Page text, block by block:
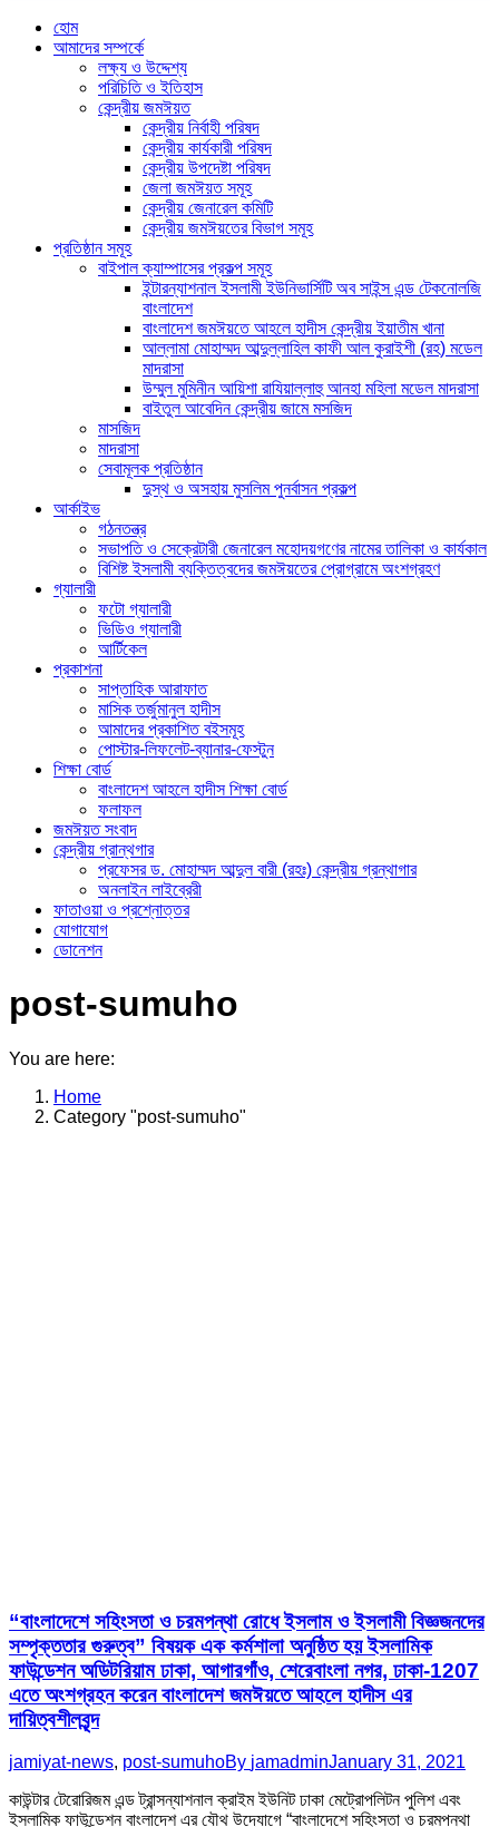
হোম
আমাদের সম্পর্কে
লক্ষ্য ও উদ্দেশ্য
পরিচিতি ও ইতিহাস
কেন্দ্রীয় জমঈয়ত
কেন্দ্রীয় নির্বাহী পরিষদ
কেন্দ্রীয় কার্যকারী পরিষদ
কেন্দ্রীয় উপদেষ্টা পরিষদ
জেলা জমঈয়ত সমূহ
কেন্দ্রীয় জেনারেল কমিটি
কেন্দ্রীয় জমঈয়তের বিভাগ সমূহ
প্রতিষ্ঠান সমূহ
বাইপাল ক্যাম্পাসের প্রকল্প সমূহ
ইন্টারন্যাশনাল ইসলামী ইউনিভার্সিটি অব সাইন্স এন্ড টেকনোলজি
বাংলাদেশ
বাংলাদেশ জমঈয়তে আহলে হাদীস কেন্দ্রীয় ইয়াতীম খানা
আল্লামা মোহাম্মদ আব্দুল্লাহিল কাফী আল কুরাইশী (রহ) মডেল
মাদরাসা
উম্মুল মুমিনীন আয়িশা রাযিয়াল্লাহু আনহা মহিলা মডেল মাদরাসা
বাইতুল আবেদিন কেন্দ্রীয় জামে মসজিদ
মাসজিদ
মাদরাসা
সেবামূলক প্রতিষ্ঠান
দুস্থ ও অসহায় মুসলিম পুনর্বাসন প্রকল্প
আর্কাইভ
গঠনতন্ত্র
সভাপতি ও সেক্রেটারী জেনারেল মহোদয়গণের নামের তালিকা ও কার্যকাল
বিশিষ্ট ইসলামী ব্যক্তিত্বদের জমঈয়তের প্রোগ্রামে অংশগ্রহণ
গ্যালারী
ফটো গ্যালারী
ভিডিও গ্যালারী
আর্টিকেল
প্রকাশনা
সাপ্তাহিক আরাফাত
মাসিক তর্জুমানুল হাদীস
আমাদের প্রকাশিত বইসমূহ
পোস্টার-লিফলেট-ব্যানার-ফেস্টুন
শিক্ষা বোর্ড
বাংলাদেশ আহলে হাদীস শিক্ষা বোর্ড
ফলাফল
জমঈয়ত সংবাদ
কেন্দ্রীয় গ্রান্থগার
প্রফেসর ড. মোহাম্মদ আব্দুল বারী (রহঃ) কেন্দ্রীয় গ্রন্থাগার
অনলাইন লাইব্রেরী
ফাতাওয়া ও প্রশ্নোত্তর
যোগাযোগ
ডোনেশন
post-sumuho
You are here:
Home
Category "post-sumuho"
“বাংলাদেশে সহিংসতা ও চরমপন্থা রোধে ইসলাম ও ইসলামী বিজ্ঞজনদের
সম্পৃক্ততার গুরুত্ব” বিষয়ক এক কর্মশালা অনুষ্ঠিত হয় ইসলামিক
ফাউন্ডেশন অডিটরিয়াম ঢাকা, আগারগাঁও, শেরেবাংলা নগর, ঢাকা-1207
এতে অংশগ্রহন করেন বাংলাদেশ জমঈয়তে আহলে হাদীস এর
দায়িত্বশীলবৃন্দ
jamiyat-news, post-sumuhoBy jamadminJanuary 31, 2021
কাউন্টার টেরোরিজম এন্ড ট্রান্সন্যাশনাল ক্রাইম ইউনিট ঢাকা মেট্রোপলিটন পুলিশ এবং
ইসলামিক ফাউন্ডেশন বাংলাদেশ এর যৌথ উদ্যোগে “বাংলাদেশে সহিংসতা ও চরমপন্থা